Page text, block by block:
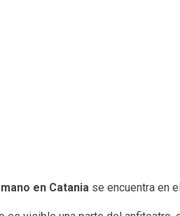
en Catania se encuentra en